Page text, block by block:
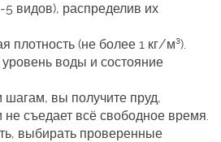
видов), распределив их
плотность (не более 1 кг/м³).
воды и состояние
вы получите пруд,
не съедает всё свободное время.
выбирать проверенные